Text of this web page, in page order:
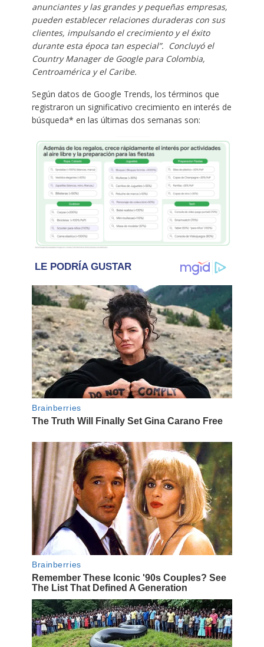
anunciantes y las grandes y pequeñas empresas,
pueden establecer relaciones duraderas con sus
clientes, impulsando el crecimiento y el éxito
durante esta época tan especial”. Concluyó el
Country Manager de Google para Colombia,
Centroamérica y el Caribe.
Según datos de Google Trends, los términos que
registraron un significativo crecimiento en interés de
búsqueda* en las últimas dos semanas son: